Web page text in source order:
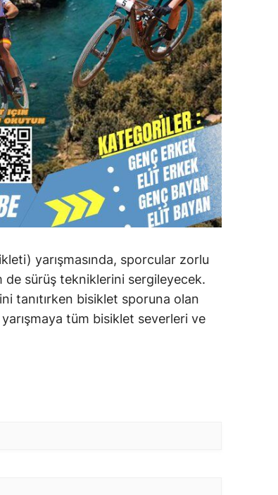
yarışmasında, sporcular zorlu
de sürüş tekniklerini sergileyecek.
tanıtırken bisiklet sporuna olan
tüm bisiklet severleri ve